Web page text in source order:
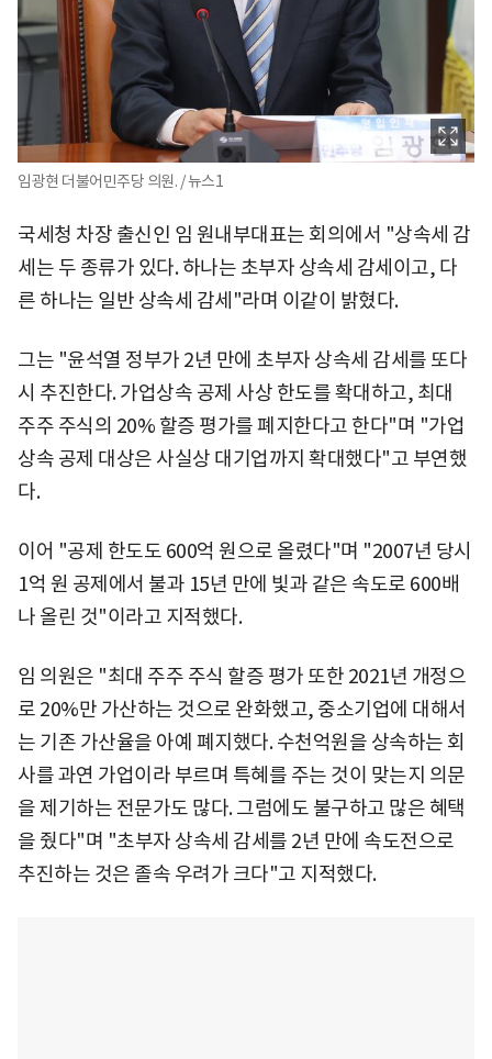
임광현 더불어민주당 의원. / 뉴스1
국세청 차장 출신인 임 원내부대표는 회의에서 "상속세 감
세는 두 종류가 있다. 하나는 초부자 상속세 감세이고, 다
른 하나는 일반 상속세 감세"라며 이같이 밝혔다.
그는 "윤석열 정부가 2년 만에 초부자 상속세 감세를 또다
시 추진한다. 가업상속 공제 사상 한도를 확대하고, 최대
주주 주식의 20% 할증 평가를 폐지한다고 한다"며 "가업
상속 공제 대상은 사실상 대기업까지 확대했다"고 부연했
다.
이어 "공제 한도도 600억 원으로 올렸다"며 "2007년 당시
1억 원 공제에서 불과 15년 만에 빛과 같은 속도로 600배
나 올린 것"이라고 지적했다.
임 의원은 "최대 주주 주식 할증 평가 또한 2021년 개정으
로 20%만 가산하는 것으로 완화했고, 중소기업에 대해서
는 기존 가산율을 아예 폐지했다. 수천억원을 상속하는 회
사를 과연 가업이라 부르며 특혜를 주는 것이 맞는지 의문
을 제기하는 전문가도 많다. 그럼에도 불구하고 많은 혜택
을 줬다"며 "초부자 상속세 감세를 2년 만에 속도전으로
추진하는 것은 졸속 우려가 크다"고 지적했다.